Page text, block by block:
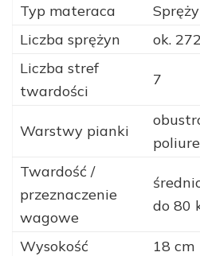
Typ materaca
Liczba sprężyn
ok.
Liczba stref
twardości
7
Warstwy pianki
Twardość /
przeznaczenie
wagowe
do 80
Wysokość 18 cm